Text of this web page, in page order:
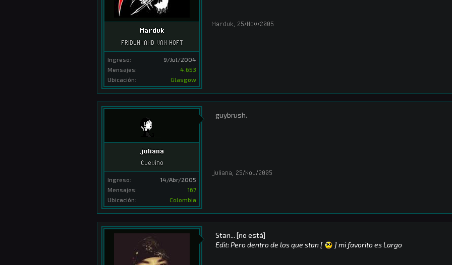
Marduk
FRIDUNNAND VAN HOFT
Ingreso:
9/Jul/2004
Mensajes:
4.653
Ubicación:
Glasgow
Marduk, 25/Nov/2005
juliana
Cuevino
Ingreso:
14/Abr/2005
Mensajes:
167
Ubicación:
Colombia
guybrush.
juliana 25/Nov/2005
Stan... [no está]
Edit: Pero dentro de los que stan [
] mi favorito es Largo